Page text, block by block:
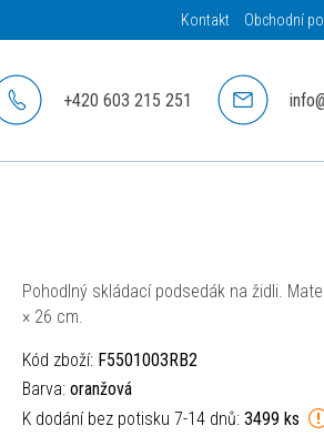
Kontakt Obchodní
+420 603 215 251
Pohodlný skládací podsedák na židli.
× 26 cm.
Kód zboží: F5501003RB2
Barva: oranžová
K dodání bez potisku 7-14 dnů: 3499 ks